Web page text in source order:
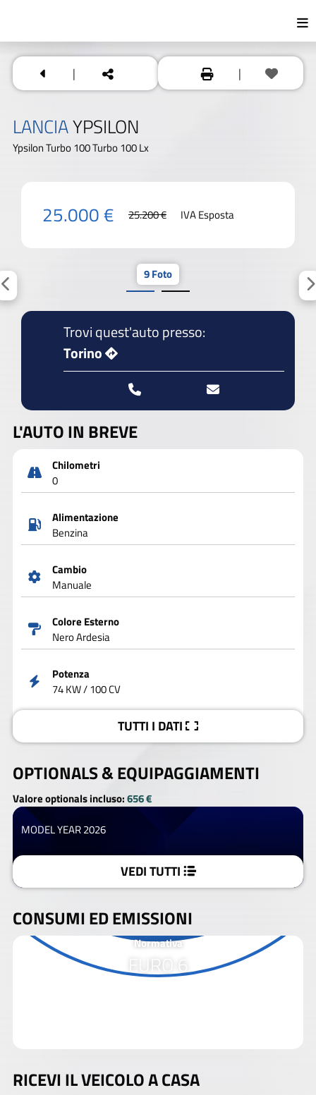
| |
LANCIAYPSILON
Ypsilon Turbo 100 Turbo 100 Lx
25.000 € 25.200 € IVA Esposta
9 Foto
Trovi quest'auto presso:
Torino
L'AUTO IN BREVE
Chilometri
0
Alimentazione
Benzina
Cambio
Manuale
Colore Esterno
Nero Ardesia
Potenza
74 KW / 100 CV
TUTTI I DATI
OPTIONALS &EQUIPAGGIAMENTI
Valore optionals incluso:656 €
MODEL YEAR 2026
VEDI TUTTI
CONSUMI ED EMISSIONI
Normativa
EURO 6
RICEVI IL VEICOLO A CASA